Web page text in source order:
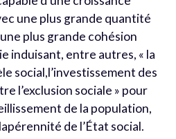
une plus grande quantité
plus grande cohésion
induisant, entre autres, « la
social,l’investissement des
l’exclusion sociale » pour
de la population,
de l’État social.